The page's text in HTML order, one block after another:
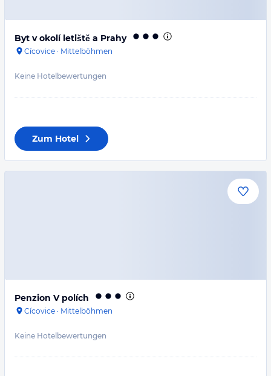
Byt v okolí letiště a Prahy
Cícovice · Mittelböhmen
Keine Hotelbewertungen
Zum Hotel
Penzion V polích
Cícovice · Mittelböhmen
Keine Hotelbewertungen